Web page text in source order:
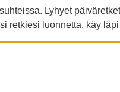
Lyhyet
retkiesi luonnetta, käy